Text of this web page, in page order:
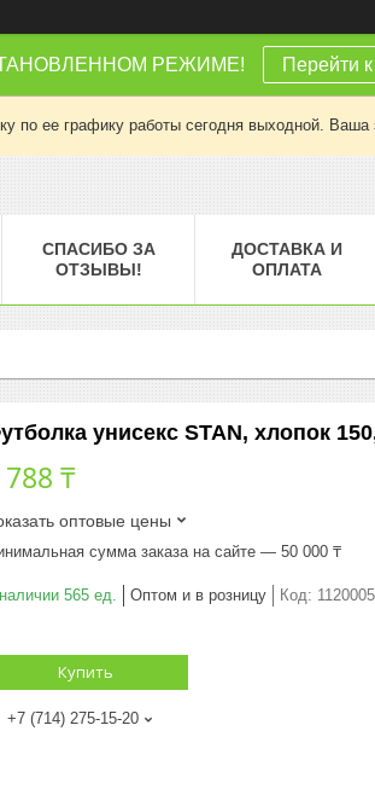
РЕЖИМЕ! Перейти
по ее графику работы сегодня выходной.
СПАСИБО ЗА
ОТЗЫВЫ!
ДОСТАВКА И
ОПЛАТА
унисекс STAN, хлопок
788 ₸
оптовые цены
сумма заказа на сайте — 50 000 ₸
565 ед. Оптом и в розницу Код:
Купить
+7 (714) 275-15-20